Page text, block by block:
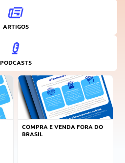
ARTIGOS
PODCASTS
COMPRA E VENDA FORA DO
BRASIL